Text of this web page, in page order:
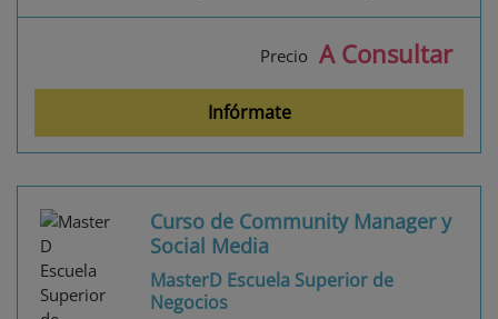
Precio A Consultar
Infórmate
Curso de Community Manager y
Social Media
MasterD Escuela Superior de
Negocios